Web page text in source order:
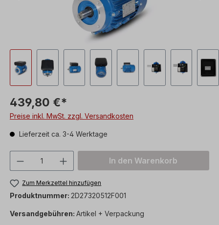
439,80 €*
Preise inkl. MwSt. zzgl. Versandkosten
Lieferzeit ca. 3-4 Werktage
Produkt Anzahl: Gib denIn den Warenkorb
Zum Merkzettel hinzufügen
Produktnummer: 2D27320512F001
Versandgebühren: Artikel + Verpackung